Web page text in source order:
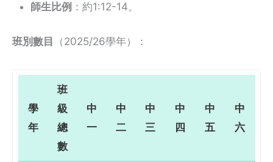
師生比例 ：約1:12-14。
班別數目 （2025/26學年）：
學
年
班
級
總
數
中
一
中
二
中
三
中
四
中
五
中
六